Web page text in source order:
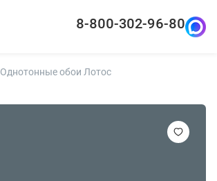
8-800-302-96-80
Однотонные обои Лотос